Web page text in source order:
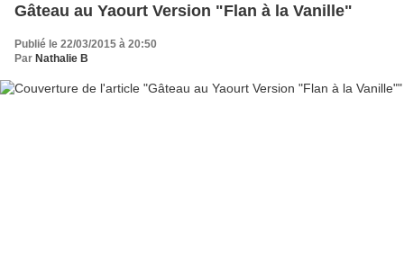
Gâteau au Yaourt Version "Flan à la Vanille"
Publié le 22/03/2015 à 20:50
Par Nathalie B